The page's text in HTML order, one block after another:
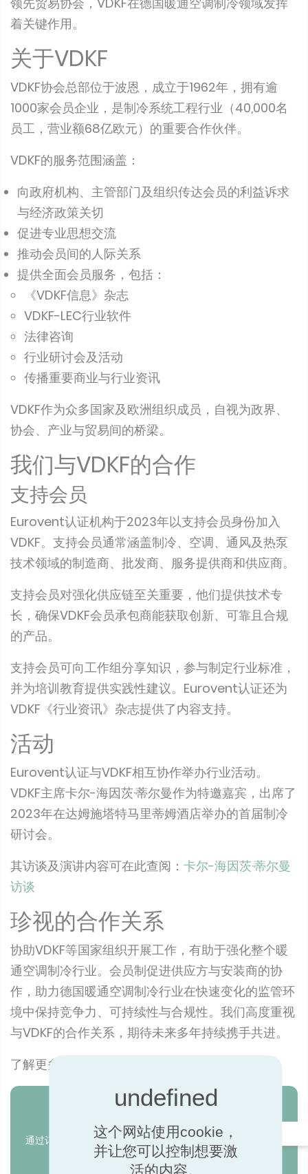
着关键作用。
关于VDKF
VDKF协会总部位于波恩，成立于1962年，拥有逾
1000家会员企业，是制冷系统工程行业（40,000名
员工，营业额68亿欧元）的重要合作伙伴。
VDKF的服务范围涵盖：
向政府机构、主管部门及组织传达会员的利益诉求
与经济政策关切
促进专业思想交流
推动会员间的人际关系
提供全面会员服务，包括：
《VDKF信息》杂志
VDKF-LEC行业软件
法律咨询
行业研讨会及活动
传播重要商业与行业资讯
VDKF作为众多国家及欧洲组织成员，自视为政界、
协会、产业与贸易间的桥梁。
我们与VDKF的合作
支持会员
Eurovent认证机构于2023年以支持会员身份加入
VDKF。支持会员通常涵盖制冷、空调、通风及热泵
技术领域的制造商、批发商、服务提供商和供应商。
支持会员对强化供应链至关重要，他们提供技术专
长，确保VDKF会员承包商能获取创新、可靠且合规
的产品。
支持会员可向工作组分享知识，参与制定行业标准，
并为培训教育提供实践性建议。Eurovent认证还为
VDKF《行业资讯》杂志提供了内容支持。
活动
Eurovent认证与VDKF相互协作举办行业活动。
VDKF主席卡尔-海因茨·蒂尔曼作为特邀嘉宾，出席了
2023年在达姆施塔特马里蒂姆酒店举办的首届制冷
研讨会。
其访谈及演讲内容可在此查阅： 卡尔-海因茨·蒂尔曼
访谈
珍视的合作关系
协助VDKF等国家组织开展工作，有助于强化整个暖
通空调制冷行业。会员制促进供应方与安装商的协
作，助力德国暖通空调制冷行业在快速变化的监管环
境中保持竞争力、可持续性与合规性。我们高度重视
与VDKF的合作关系，期待未来多年持续携手共进。
了解更多
通过订阅我们的新闻简报，保持了解所有更新
这个网站使用cookie，
并让您可以控制想要激
活的内容。